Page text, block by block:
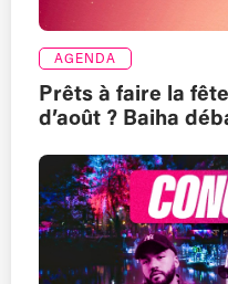
AGENDA
Prêts à faire la
d’août ? Baiha